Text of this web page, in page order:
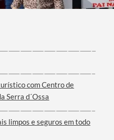
com Centro de
Serra d´Ossa
limpos e seguros em todo